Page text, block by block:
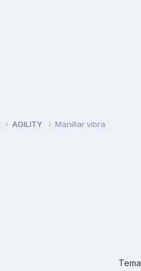
AGILITY Manillar vibra
Tema